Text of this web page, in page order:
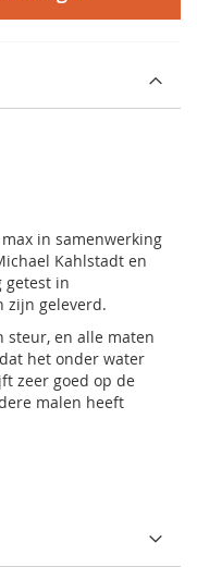
in samenwerking
Kahlstadt en
getest in
zijn geleverd.
steur, en alle maten
het onder water
zeer goed op de
malen heeft